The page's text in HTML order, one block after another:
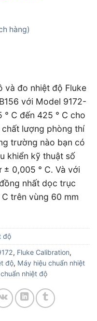
hàng)
và đo nhiệt độ Fluke
với Model 9172-
° C đến 425 ° C cho
chất lượng phòng thí
trường nào bạn có
khiển kỹ thuật số
0,005 ° C. Và với
nhất dọc trục
trên vùng 60 mm
độ
, Fluke Calibration,
độ, Máy hiệu chuẩn nhiệt
nhiệt độ